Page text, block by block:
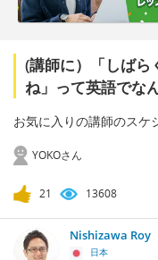
(講師に）「しばら
ね」って英語でな
お気に入りの講師のスケ
YOKOさん
21 13608
Nishizawa Roy
日本